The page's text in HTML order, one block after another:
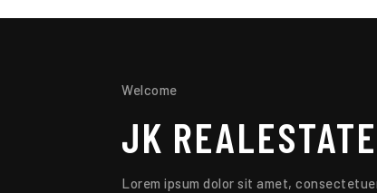
Welcome
JK REALESTATE
Lorem ipsum dolor sit amet,